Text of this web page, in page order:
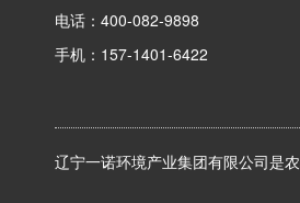
电话：400-082-9898
手机：157-1401-6422
辽宁一诺环境产业集团有限公司是